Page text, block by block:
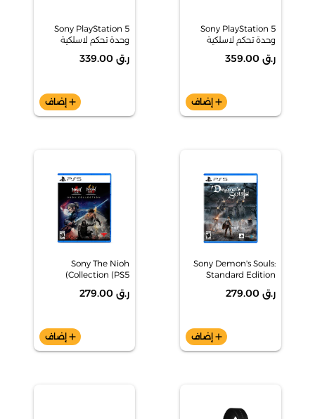
Sony PlayStation 5
وحدة تحكم لاسلكية
Chroma Pearl
ر.ق 359.00
add إضاف
Sony PlayStation 5
وحدة تحكم لاسلكية
ر.ق 339.00
add إضاف
Sony Demon's Souls:
Standard Edition
ر.ق 279.00
add إضاف
Sony The Nioh
Collection (PS5)
ر.ق 279.00
add إضاف